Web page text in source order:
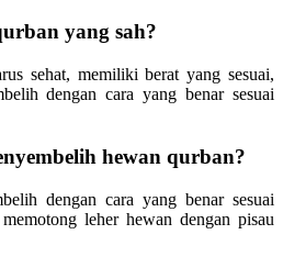
yang sah?
sehat, memiliki berat yang sesuai,
dengan cara yang benar sesuai
hewan qurban?
dengan cara yang benar sesuai
leher hewan dengan pisau